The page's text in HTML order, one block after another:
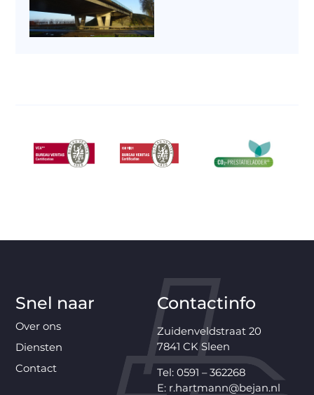
Snel naar
Over ons
Diensten
Contact
Contactinfo
Zuidenveldstraat 20
7841 CK Sleen
Tel: 0591 – 362268
E: r.hartmann@bejan.nl